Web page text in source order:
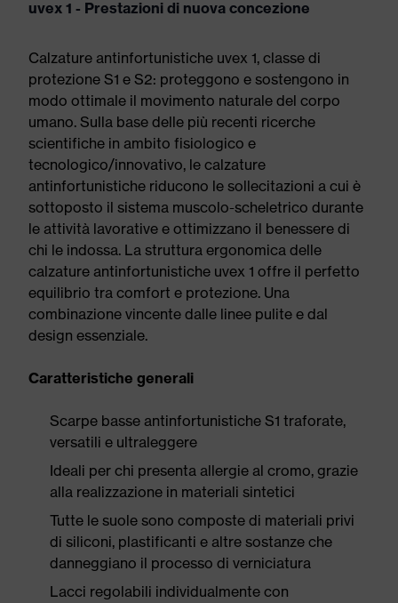
uvex 1 - Prestazioni di nuova concezione
Calzature antinfortunistiche uvex 1, classe di
protezione S1 e S2: proteggono e sostengono in
modo ottimale il movimento naturale del corpo
umano. Sulla base delle più recenti ricerche
scientifiche in ambito fisiologico e
tecnologico/innovativo, le calzature
antinfortunistiche riducono le sollecitazioni a cui è
sottoposto il sistema muscolo-scheletrico durante
le attività lavorative e ottimizzano il benessere di
chi le indossa. La struttura ergonomica delle
calzature antinfortunistiche uvex 1 offre il perfetto
equilibrio tra comfort e protezione. Una
combinazione vincente dalle linee pulite e dal
design essenziale.
Caratteristiche generali
Scarpe basse antinfortunistiche S1 traforate,
versatili e ultraleggere
Ideali per chi presenta allergie al cromo, grazie
alla realizzazione in materiali sintetici
Tutte le suole sono composte di materiali privi
di siliconi, plastificanti e altre sostanze che
danneggiano il processo di verniciatura
Lacci regolabili individualmente con